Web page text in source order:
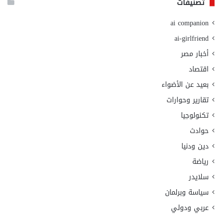
ai companion
ai-girlfriend
أخبار مصر
اقتصاد
بعيد عن الأضواء
تقارير وحوارات
تكنولوجيا
حوادث
دين ودنيا
رياضة
سلايدر
سياسة وبرلمان
عربي ودولي